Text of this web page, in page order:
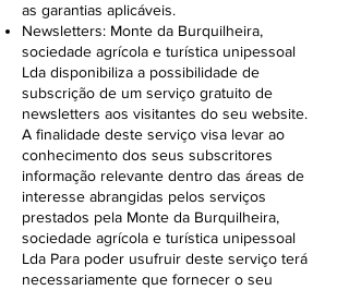
as garantias aplicáveis.
Newsletters: Monte da Burquilheira,
sociedade agrícola e turística unipessoal
Lda disponibiliza a possibilidade de
subscrição de um serviço gratuito de
newsletters aos visitantes do seu website.
A finalidade deste serviço visa levar ao
conhecimento dos seus subscritores
informação relevante dentro das áreas de
interesse abrangidas pelos serviços
prestados pela Monte da Burquilheira,
sociedade agrícola e turística unipessoal
Lda Para poder usufruir deste serviço terá
necessariamente que fornecer o seu